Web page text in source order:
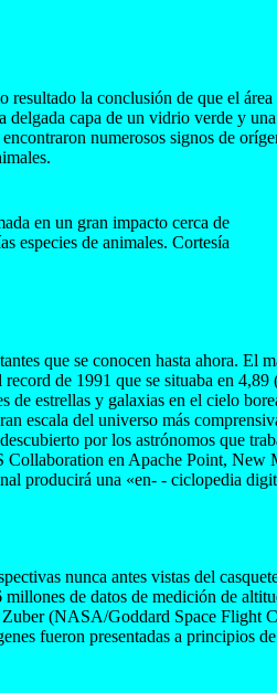
la conclusión de que el
delgada capa de un vidrio verde y
numerosos signos de
en un gran impacto cerca de
especies de animales. Cortesía
que se conocen hasta ahora. El
de 1991 que se situaba en 4,89
estrellas y galaxias en el cielo
escala del universo más
por los astrónomos que
en Apache Point, New
producirá una «en- - ciclopedia
nunca antes vistas del
de datos de medición de
(NASA/Goddard Space Flight
fueron presentadas a principios